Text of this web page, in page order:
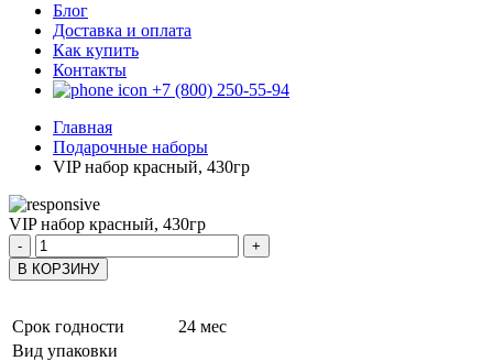
Блог
Доставка и оплата
Как купить
Контакты
+7 (800) 250-55-94
Главная
Подарочные наборы
VIP набор красный, 430гр
VIP набор красный, 430гр
-
+
В КОРЗИНУ
Срок годности
24 мес
Вид упаковки